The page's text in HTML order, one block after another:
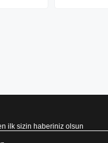
ilk sizin haberiniz olsun